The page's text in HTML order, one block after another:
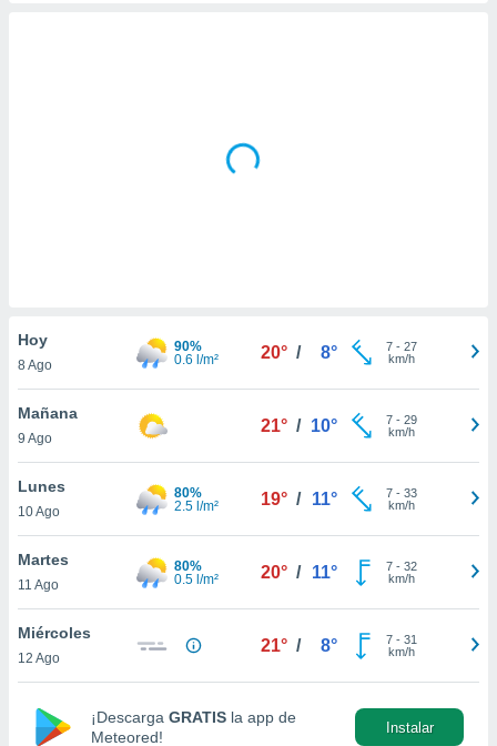
nuestra
y
de
cookies
aceptar
Hoy
8 Ago
90%
0.6 l/m²
20° / 8° 7- 27
km/h
Mañana
9 Ago
21° / 10° 7- 29
km/h
Lunes
10 Ago
80%
2.5 l/m²
19° / 11° 7- 33
km/h
Martes
11 Ago
80%
0.5 l/m²
20° / 11° 7- 32
km/h
Miércoles
12 Ago
21° / 8° 7- 31
km/h
¡Descarga GRATIS la app de
Meteored!
Instalar